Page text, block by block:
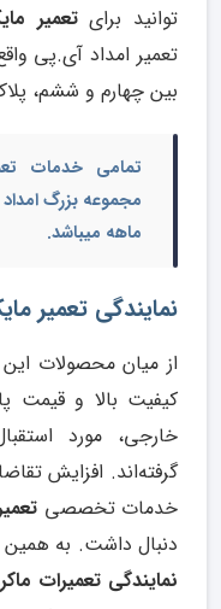
توانید برایتعمیر
تعمیر امداد آی.پی
بین چهارم و ششم، پلاک 46 مراجعه
تمامی خدمات
ماهه میباشد.
نمایندگی تعمیر
از میان محصولات
کیفیت بالا و قیمت
خارجی، مورد
گرفته‌اند. افزایش
خدمات تخصصی
دنبال داشت. به همین
نمایندگی تعمیرات